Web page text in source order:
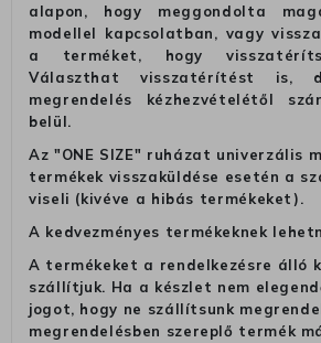
alapon, hogy meggondolta
modellel kapcsolatban, vagy
a terméket, hogy
Választhat visszatérítést is,
megrendelés kézhezvételétől
belül.
Az "ONE SIZE" ruházat univerzális
termékek visszaküldése esetén a
viseli (kivéve a hibás termékeket).
A kedvezményes termékeknek
A termékeket a rendelkezésre álló
szállítjuk. Ha a készlet nem
jogot, hogy ne szállítsunk
megrendelésben szereplő termék